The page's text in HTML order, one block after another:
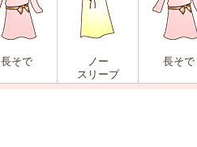
長そで
ノー
スリーブ
長そで